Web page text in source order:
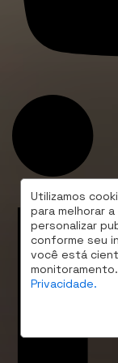
Utilizamos
para melhorar
personalizar
conforme seu
você está
Privacidade.